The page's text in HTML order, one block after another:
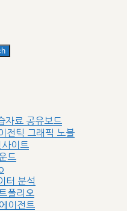
자료 공유보드
전틱 그래픽 노블
이트
드
터 분석
폴리오
이전트